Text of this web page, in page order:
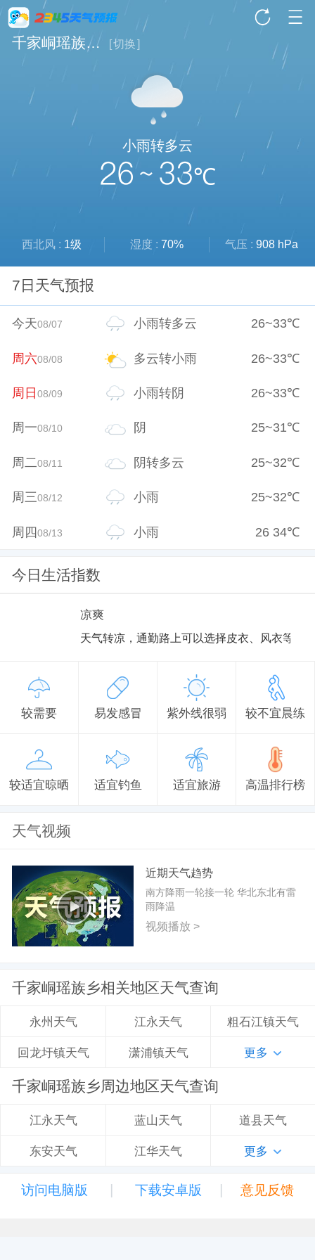
千家峒瑶族乡天气 [切换]
小雨转多云
26 ~ 33℃
西北风 : 1级 湿度 : 70% 气压 : 908 hPa
7日天气预报
今天08/07 小雨转多云 26~33℃
周六08/08 多云转小雨 26~33℃
周日08/09 小雨转阴 26~33℃
周一08/10 阴 25~31℃
周二08/11 阴转多云 25~32℃
周三08/12 小雨 25~32℃
周四08/13 小雨 26 34℃
今日生活指数
凉爽
天气转凉，通勤路上可以选择皮衣、风衣等防
较需要 易发感冒 紫外线很弱 较不宜晨练
较适宜晾晒 适宜钓鱼 适宜旅游 高温排行榜
天气视频
近期天气趋势
南方降雨一轮接一轮 华北东北有雷
雨降温
视频播放 >
千家峒瑶族乡相关地区天气查询
永州天气 江永天气 粗石江镇天气
回龙圩镇天气 潇浦镇天气 更多
千家峒瑶族乡周边地区天气查询
江永天气 蓝山天气 道县天气
东安天气 江华天气 更多
访问电脑版 | 下载安卓版 | 意见反馈